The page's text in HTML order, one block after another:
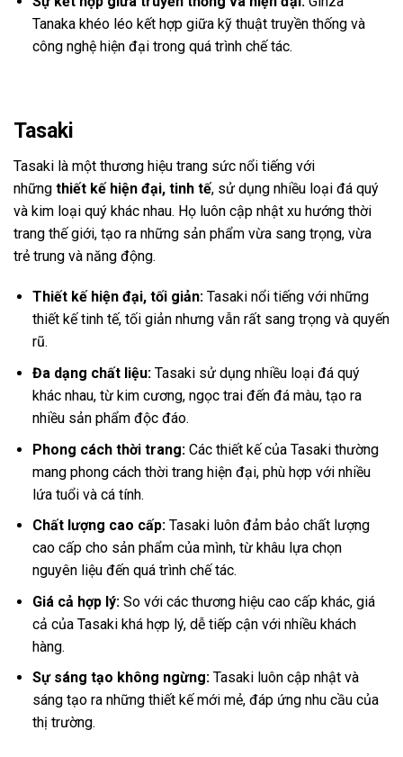
Tanaka khéo léo kết hợp giữa kỹ thuật truyền thống và
công nghệ hiện đại trong quá trình chế tác.
Tasaki
Tasaki là một thương hiệu trang sức nổi tiếng với
những thiết kế hiện đại, tinh tế, sử dụng nhiều loại đá quý
và kim loại quý khác nhau. Họ luôn cập nhật xu hướng thời
trang thế giới, tạo ra những sản phẩm vừa sang trọng, vừa
trẻ trung và năng động.
Thiết kế hiện đại, tối giản:Tasaki nổi tiếng với những
thiết kế tinh tế, tối giản nhưng vẫn rất sang trọng và quyến
rũ.
Đa dạng chất liệu:Tasaki sử dụng nhiều loại đá quý
khác nhau, từ kim cương, ngọc trai đến đá màu, tạo ra
nhiều sản phẩm độc đáo.
Phong cách thời trang:Các thiết kế của Tasaki thường
mang phong cách thời trang hiện đại, phù hợp với nhiều
lứa tuổi và cá tính.
Chất lượng cao cấp:Tasaki luôn đảm bảo chất lượng
cao cấp cho sản phẩm của mình, từ khâu lựa chọn
nguyên liệu đến quá trình chế tác.
Giá cả hợp lý:So với các thương hiệu cao cấp khác, giá
cả của Tasaki khá hợp lý, dễ tiếp cận với nhiều khách
hàng.
Sự sáng tạo không ngừng:Tasaki luôn cập nhật và
sáng tạo ra những thiết kế mới mẻ, đáp ứng nhu cầu của
thị trường.